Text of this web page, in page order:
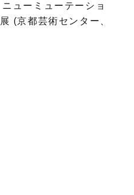
ューミューテーショ
(京都芸術センター、